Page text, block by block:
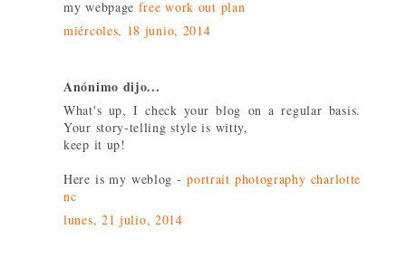
my webpage free work out plan
miércoles, 18 junio, 2014
Anónimo dijo...
What's up, I check your blog on a regular basis.
Your story-telling style is witty,
keep it up!
Here is my weblog -portrait photography charlotte
nc
lunes, 21 julio, 2014